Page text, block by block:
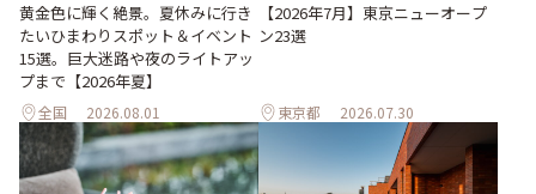
黄金色に輝く絶景。夏休みに行き
たいひまわりスポット＆イベント
15選。巨大迷路や夜のライトアッ
プまで【2026年夏】
全国 2026.08.01
【2026年7月】東京ニューオープ
ン23選
東京都 2026.07.30